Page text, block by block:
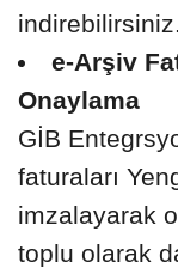
indirebilirsiniz.
e-Arşiv
Onaylama
GİB
faturaları
imzalayarak
toplu olarak